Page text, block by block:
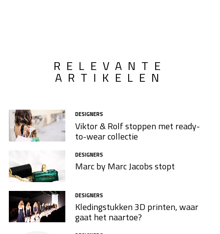
RELEVANTE
ARTIKELEN
DESIGNERS
Viktor & Rolf stoppen met ready-
to-wear collectie
DESIGNERS
Marc by Marc Jacobs stopt
DESIGNERS
Kledingstukken 3D printen, waar
gaat het naartoe?